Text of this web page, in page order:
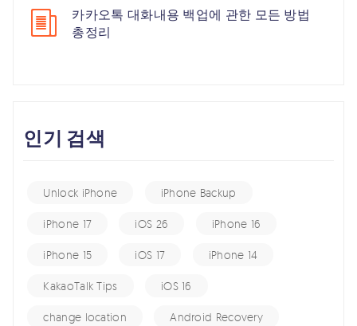
카카오톡 대화내용 백업에 관한 모든 방법
총정리
인기 검색
Unlock iPhone iPhone Backup
iPhone 17 iOS 26 iPhone 16
iPhone 15 iOS 17 iPhone 14
KakaoTalk Tips iOS 16
change location Android Recovery